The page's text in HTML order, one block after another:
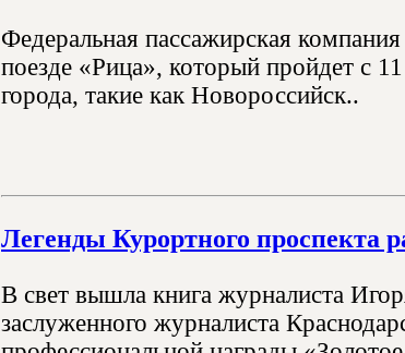
Федеральная пассажирская
поезде «Рица», который пройдет с
города, такие как Новороссийск..
Легенды Курортного проспекта
В свет вышла книга журналиста
заслуженного журналиста